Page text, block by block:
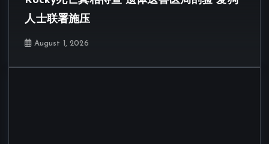
人士联署施压
August 1, 2026